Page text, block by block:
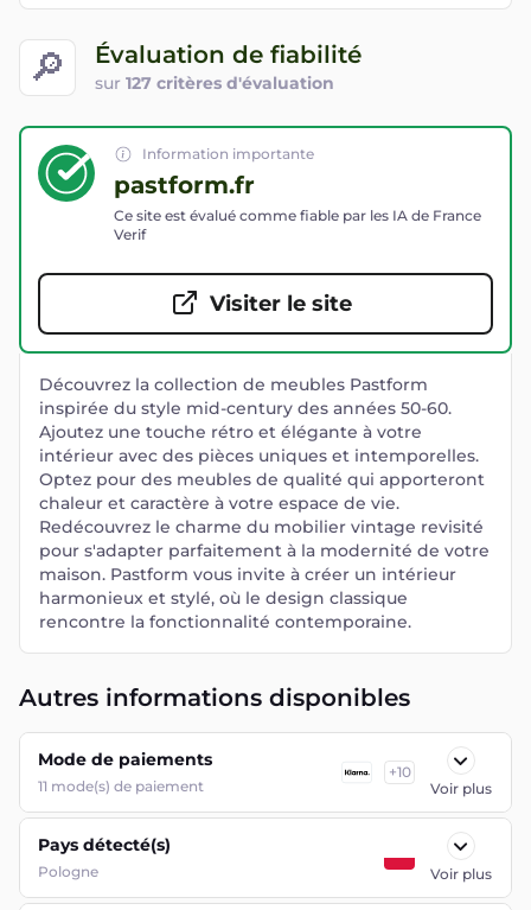
🔎 Évaluation de fiabilité
sur 127 critères d'évaluation
Information importante
pastform.fr
Ce site est évalué comme fiable par les IA de France
Verif
Visiter le site
Découvrez la collection de meubles Pastform
inspirée du style mid-century des années 50-60.
Ajoutez une touche rétro et élégante à votre
intérieur avec des pièces uniques et intemporelles.
Optez pour des meubles de qualité qui apporteront
chaleur et caractère à votre espace de vie.
Redécouvrez le charme du mobilier vintage revisité
pour s'adapter parfaitement à la modernité de votre
maison. Pastform vous invite à créer un intérieur
harmonieux et stylé, où le design classique
rencontre la fonctionnalité contemporaine.
Autres informations disponibles
Mode de paiements
11 mode(s) de paiement
+10
Voir plus
Pays détecté(s)
Pologne Voir plus